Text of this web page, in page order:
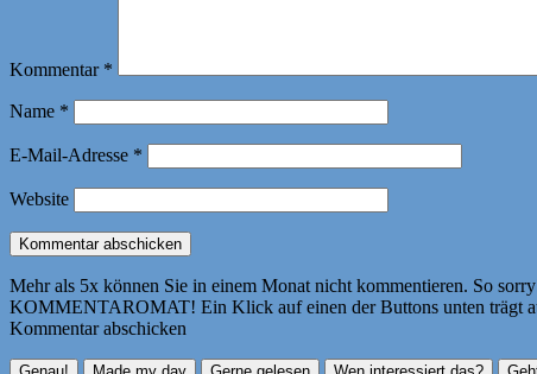
Kommentar *
Name *
E-Mail-Adresse *
Website
Mehr als 5x können Sie in einem Monat nicht kommentieren. So
KOMMENTAROMAT! Ein Klick auf einen der Buttons unten trägt
Kommentar abschicken